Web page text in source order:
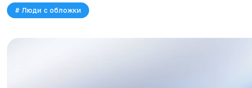
# Люди с обложки